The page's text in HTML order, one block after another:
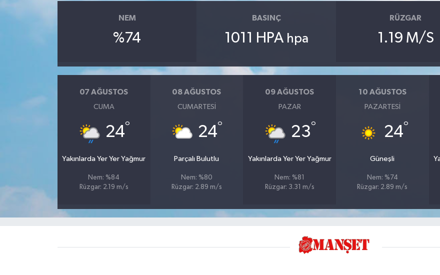
NEM
%74
BASINÇ
1011 HPA hpa
RÜZGAR
1.19 M/S
07 AĞUSTOS
CUMA
24°
Yakınlarda Yer Yer Yağmur
Nem: %84
Rüzgar: 2.19 m/s
08 AĞUSTOS
CUMARTESI
24°
Parçalı Bulutlu
Nem: %80
Rüzgar: 2.89 m/s
09 AĞUSTOS
PAZAR
23°
Yakınlarda Yer Yer Yağmur
Nem: %81
Rüzgar: 3.31 m/s
10 AĞUSTOS
PAZARTESI
24°
Güneşli
Nem: %74
Rüzgar: 2.89 m/s